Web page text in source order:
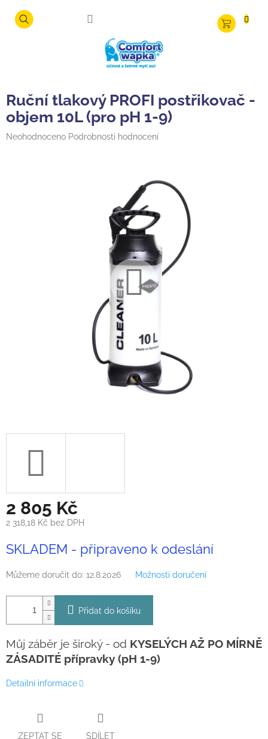
obsah
NÁKUPNÍ
KOŠÍK
Ruční tlakový PROFI postřikovač -
objem 10L (pro pH 1-9)
Průměrné
Neohodnoceno Podrobnosti hodnocení
2 805 Kč
2 318,18 Kč bez DPH
cena:
SKLADEM - připraveno k odeslání
Můžeme doručit do: 12.8.2026 Možnosti doručení
Přidat do košíku
Můj záběr je široký - od KYSELÝCH AŽ PO MÍRNĚ
ZÁSADITÉ přípravky (pH 1-9)
Detailní informace
ZEPTAT SE SDÍLET